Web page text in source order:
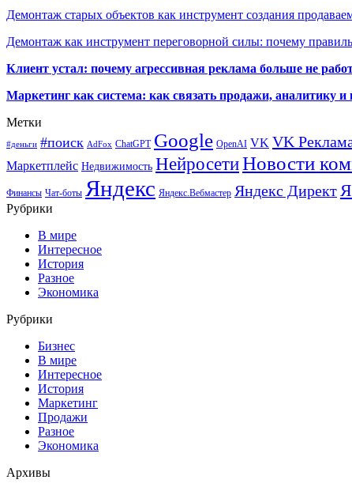
Демонтаж старых объектов как инструмент создания
Демонтаж как инструмент переговорной силы: почему
Клиент устал: почему агрессивная реклама больше не
Маркетинг как система: как связать продажи, аналитику и
Метки
#деньги #поиск AdFox ChatGPT Google OpenAI VK VK
Маркетплейс Недвижимость НейросетиНовости
Финансы Чат-боты Яндекс Яндекс.Вебмастер Яндекс Директ
Рубрики
В мире
Интересное
История
Разное
Экономика
Рубрики
Бизнес
В мире
Интересное
История
Маркетинг
Продажи
Разное
Экономика
Архивы